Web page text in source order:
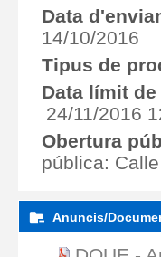
Data
14/10/2016
Tipus de
Data límit
24/11/2016
Obertura
pública:
Anuncis/